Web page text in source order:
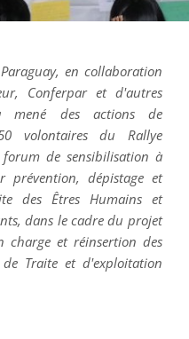
en collaboration
Conferpar et d'autres
mené des actions de
volontaires du Rallye
de sensibilisation à
prévention, dépistage et
des Êtres Humains et
dans le cadre du projet
charge et réinsertion des
Traite et d'exploitation